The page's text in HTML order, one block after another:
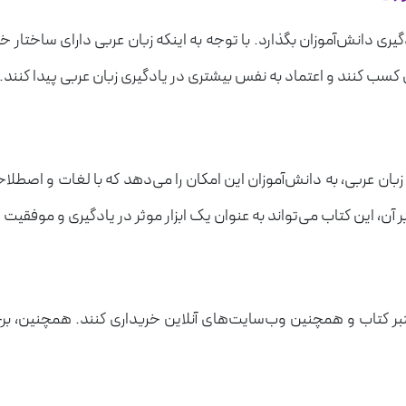
دانش‌آموزان بگذارد. با توجه به اینکه زبان عربی دارای
کنند و اعتماد به نفس بیشتری در یادگیری زبان عربی پیدا کنند.
عربی، به دانش‌آموزان این امکان را می‌دهد که با لغات و
آن، این کتاب می‌تواند به عنوان یک ابزار موثر در یادگیری و
کتاب و همچنین وب‌سایت‌های آنلاین خریداری کنند. همچنین،